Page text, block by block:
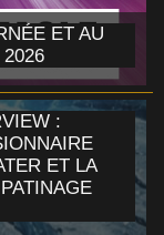
ET AU
:
ET LA